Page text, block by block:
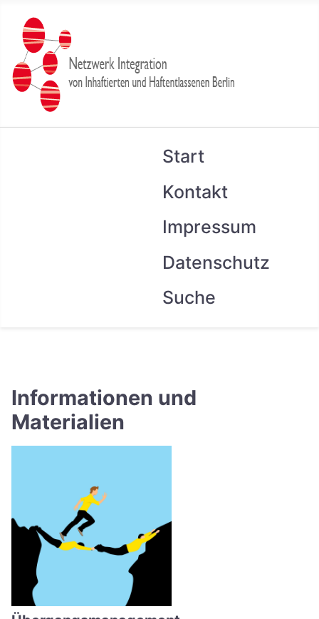
Start
Kontakt
Impressum
Datenschutz
Suche
Informationen und
Materialien